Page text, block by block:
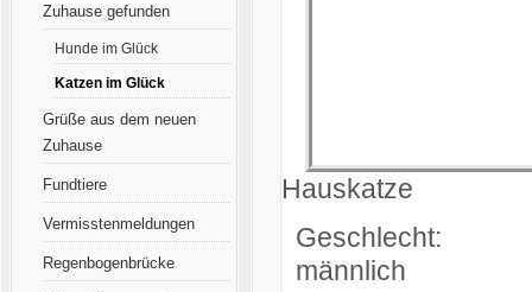
Zuhause gefunden
Hunde im Glück
Katzen im Glück
Grüße aus dem neuen
Zuhause
Fundtiere
Vermisstenmeldungen
Regenbogenbrücke
Hauskatze
Geschlecht:
männlich